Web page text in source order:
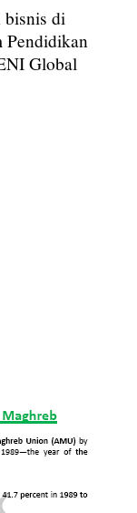
bisnis di
Pendidikan
Global